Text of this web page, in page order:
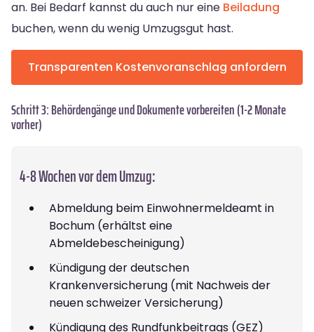
an. Bei Bedarf kannst du auch nur eine Beiladung
buchen, wenn du wenig Umzugsgut hast.
Transparenten Kostenvoranschlag anfordern
Schritt 3: Behördengänge und Dokumente vorbereiten (1-2 Monate
vorher)
4-8 Wochen vor dem Umzug:
Abmeldung beim Einwohnermeldeamt in
Bochum (erhältst eine
Abmeldebescheinigung)
Kündigung der deutschen
Krankenversicherung (mit Nachweis der
neuen schweizer Versicherung)
Kündigung des Rundfunkbeitrags (GEZ)